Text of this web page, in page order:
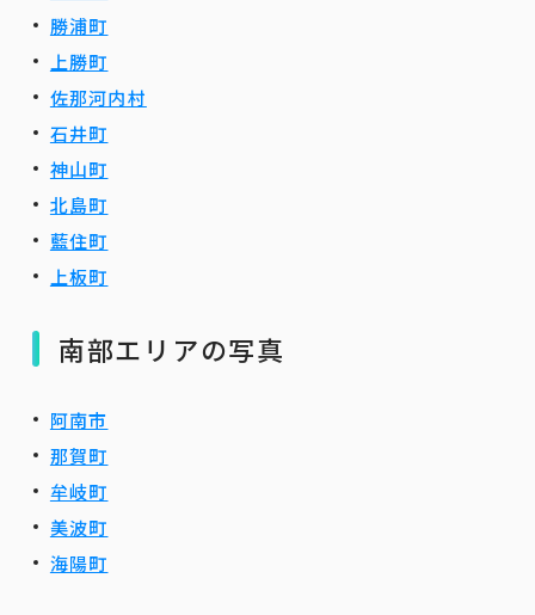
勝浦町
上勝町
佐那河内村
石井町
神山町
北島町
藍住町
上板町
南部エリアの写真
阿南市
那賀町
牟岐町
美波町
海陽町